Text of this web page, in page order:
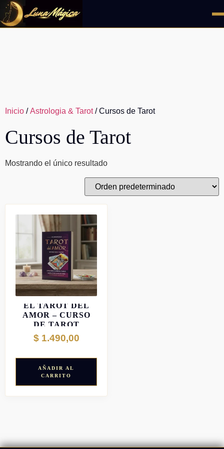
Inicio /Astrologia & Tarot/ Cursos de Tarot
Cursos de Tarot
Mostrando el único resultado
EL TAROT DEL
AMOR – CURSO
DE TAROT
$1.490,00
AÑADIR AL
CARRITO